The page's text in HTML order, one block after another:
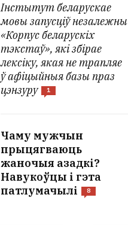
Інстытут беларускае
мовы запусціў незалежны
«Корпус беларускіх
тэкстаў», які збірае
лексіку, якая не трапляе
ў афіцыйныя базы праз
цэнзуру
1
Чаму мужчын
прыцягваюць
жаночыя азадкі?
Навукоўцы і гэта
патлумачылі
8